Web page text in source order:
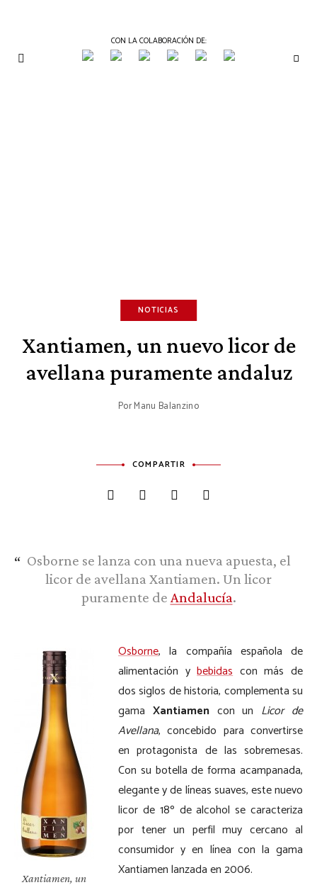
CON LA COLABORACIÓN DE:
NOTICIAS
Xantiamen, un nuevo licor de
avellana puramente andaluz
PorManu Balanzino
COMPARTIR
Osborne se lanza con una nueva apuesta, el
licor de avellana Xantiamen. Un licor
puramente de Andalucía.
Xantiamen, un
Osborne, la compañía española de
alimentación ybebidas con más de
dos siglos de historia, complementa su
gama Xantiamencon un Licor de
Avellana, concebido para convertirse
en protagonista de las sobremesas.
Con su botella de forma acampanada,
elegante y de líneas suaves, este nuevo
licor de 18º de alcohol se caracteriza
por tener un perfil muy cercano al
consumidor y en línea con la gama
Xantiamen lanzada en 2006.